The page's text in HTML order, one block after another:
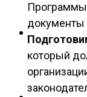
документы
который